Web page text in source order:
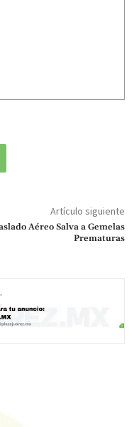
Artículo siguiente
Aéreo Salva a Gemelas
Prematuras